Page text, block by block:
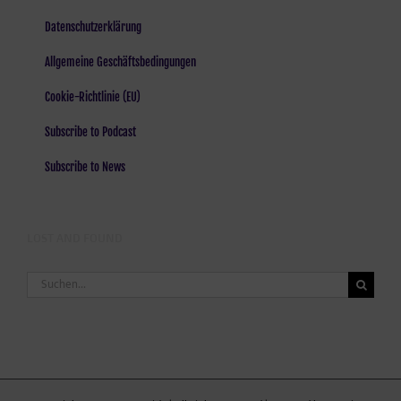
Datenschutzerklärung
Allgemeine Geschäftsbedingungen
Cookie-Richtlinie (EU)
Subscribe to Podcast
Subscribe to News
Suche